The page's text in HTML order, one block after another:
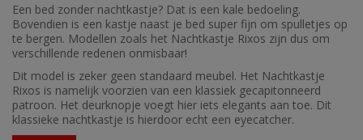
Een bed zonder nachtkastje? Dat is een kale bedoeling.
Bovendien is een kastje naast je bed super fijn om spulletjes op
te bergen. Modellen zoals het Nachtkastje Rixos zijn dus om
verschillende redenen onmisbaar!
Dit model is zeker geen standaard meubel. Het Nachtkastje
Rixos is namelijk voorzien van een klassiek gecapitonneerd
patroon. Het deurknopje voegt hier iets elegants aan toe. Dit
klassieke nachtkastje is hierdoor echt een eyecatcher.